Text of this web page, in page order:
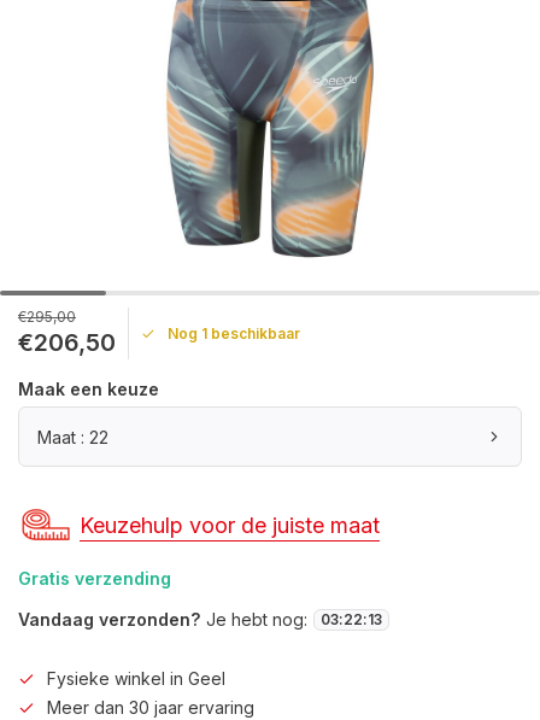
€295,00
€206,50 Nog 1 beschikbaar
Maak een keuze
Maat : 22
Keuzehulp voor de juiste maat
Gratis verzending
Vandaag verzonden? Je hebt nog: 03:22:13
Fysieke winkel in Geel
Meer dan 30 jaar ervaring